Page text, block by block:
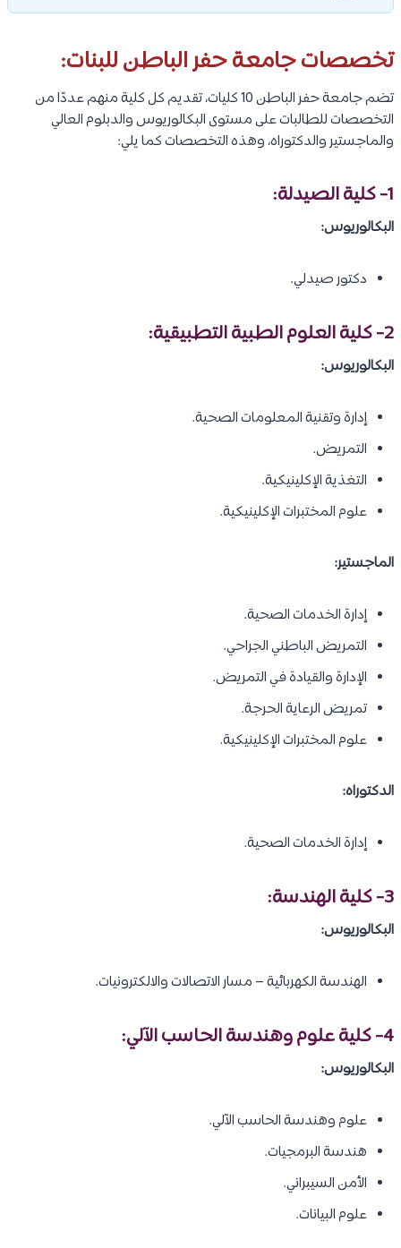
تخصصات جامعة حفر الباطن للبنات:
تضم جامعة حفر الباطن 10 كليات، تقديم كل كلية منهم عددًا من
التخصصات للطالبات على مستوى البكالوريوس والدبلوم العالي
والماجستير والدكتوراه، وهذه التخصصات كما يلي:
1- كلية الصيدلة:
البكالوريوس:
دكتور صيدلي.
2- كلية العلوم الطبية التطبيقية:
البكالوريوس:
إدارة وتقنية المعلومات الصحية.
التمريض.
التغذية الإكلينيكية.
علوم المختبرات الإكلينيكية.
الماجستير:
إدارة الخدمات الصحية.
التمريض الباطني الجراحي.
الإدارة والقيادة في التمريض.
تمريض الرعاية الحرجة.
علوم المختبرات الإكلينيكية.
الدكتوراه:
إدارة الخدمات الصحية.
3- كلية الهندسة:
البكالوريوس:
الهندسة الكهربائية – مسار الاتصالات والالكترونيات.
4- كلية علوم وهندسة الحاسب الآلي:
البكالوريوس:
علوم وهندسة الحاسب الآلي.
هندسة البرمجيات.
الأمن السيبراني.
علوم البيانات.